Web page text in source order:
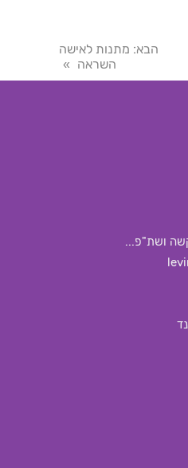
הבא: מתנות לאישה
השראה
»
ושת"פ...